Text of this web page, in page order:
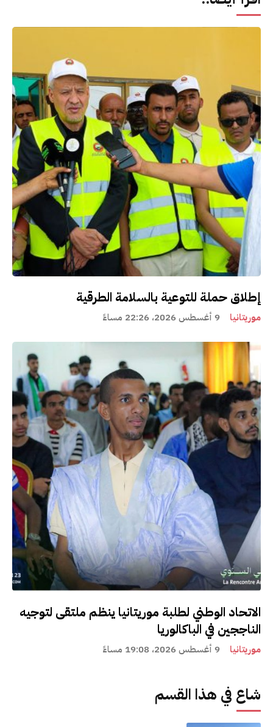
إطلاق حملة للتوعية بالسلامة الطرقية
موريتانيا 9 أغسطس 2026، 22:26 مساءً
الاتحاد الوطني لطلبة موريتانيا ينظم ملتقى لتوجيه
الناججين في الباكالوريا
موريتانيا 9 أغسطس 2026، 19:08 مساءً
شاع في هذا القسم